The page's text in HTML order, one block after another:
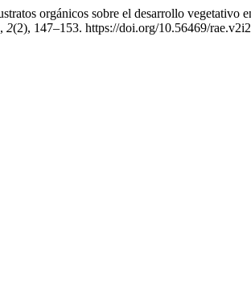
orgánicos sobre el desarrollo vegetativo
, 2(2), 147–153. https://doi.org/10.56469/